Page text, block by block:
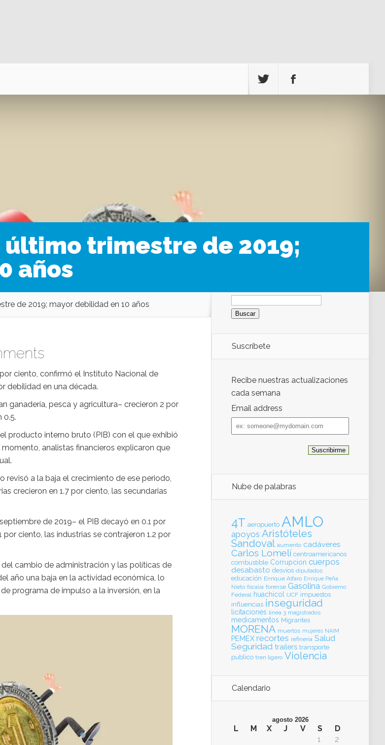
último trimestre de 2019;
años
de 2019; mayor debilidad en 10 años
ciento, confirmó el Instituto Nacional de
debilidad en una década.
ganadería, pesca y agricultura– crecieron 2 por
0.5.
producto interno bruto (PIB) con el que exhibió
analistas financieros explicaron que
revisó a la baja el crecimiento de ese periodo,
crecieron en 1.7 por ciento, las secundarias
de 2019– el PIB decayó en 0.1 por
ciento, las industrias se contrajeron 1.2 por
cambio de administración y las políticas de
año una baja en la actividad económica, lo
programa de impulso a la inversión, en la
Buscar:
Suscríbete
Recibe nuestras actualizaciones
cada semana
Email address
Email
address
Nube de palabras
4T aeropuerto AMLO
apoyos Aristóteles
Sandoval aumento cadáveres
Carlos Lomelí centroamericanos
combustible Corrupcion cuerpos
desabasto desvíos diputados
educación Enrique Alfaro Enrique Peña
Nieto fiscalia forense Gasolina Gobierno
Federal huachicol IJCF impuestos
influencias inseguridad
licitaciones línea 3 magistrados
medicamentos Migrantes
MORENA muertos mujeres NAIM
PEMEX recortes refinería Salud
Seguridad trailers transporte
publico tren ligero Violencia
Calendario
agosto 2026
L M X J V S
D
1
2